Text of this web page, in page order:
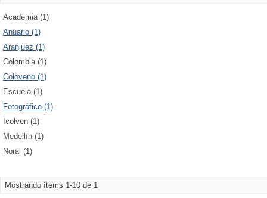
Academia (1)
Anuario (1)
Aranjuez (1)
Colombia (1)
Coloveno (1)
Escuela (1)
Fotográfico (1)
Icolven (1)
Medellín (1)
Noral (1)
Mostrando ítems 1-10 de 1